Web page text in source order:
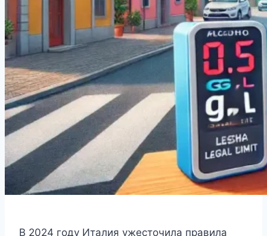
В 2024 году Италия ужесточила правила